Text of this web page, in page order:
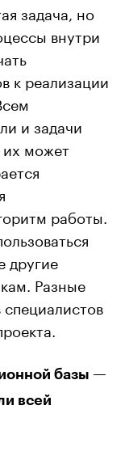
задача, но
внутри
к реализации
и задачи
их может
работы.
другие
Разные
базы —
всей